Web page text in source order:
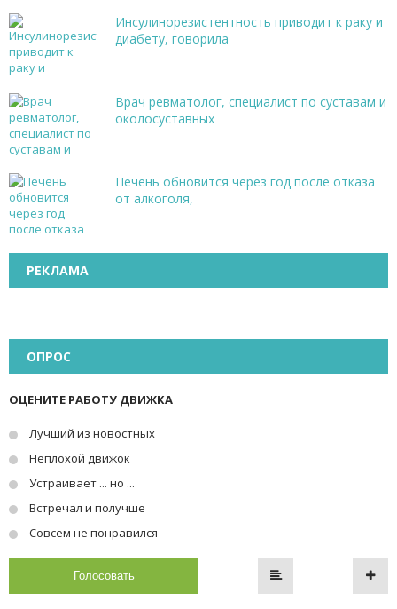
Инсулинорезистентность приводит к раку и
диабету, говорила
Врач ревматолог, специалист по суставам и
околосуставных
Печень обновится через год после отказа
от алкоголя,
РЕКЛАМА
ОПРОС
ОЦЕНИТЕ РАБОТУ ДВИЖКА
Лучший из новостных
Неплохой движок
Устраивает ... но ...
Встречал и получше
Совсем не понравился
Голосовать